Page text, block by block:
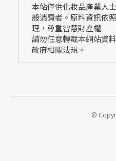
本站僅供化妝品產業人
般消費者。原料資訊依
理，尊重智慧財產權
請勿任意轉載本網站資
政府相關法規。
©